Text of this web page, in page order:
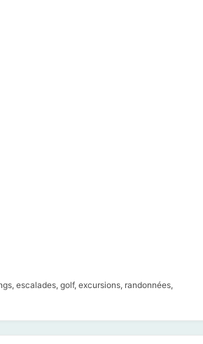
escalades, golf, excursions, randonnées,